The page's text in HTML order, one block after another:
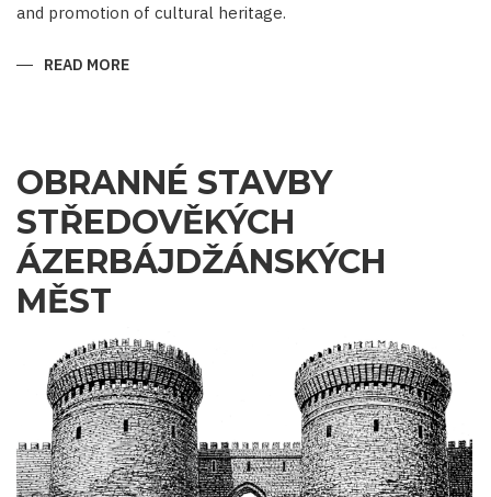
and promotion of cultural heritage.
READ MORE
OBRANNÉ STAVBY
STŘEDOVĚKÝCH
ÁZERBÁJDŽÁNSKÝCH
MĚST